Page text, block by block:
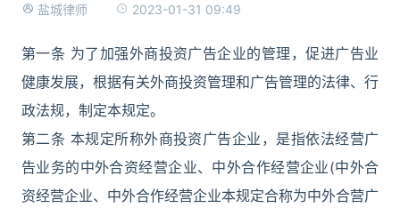
盐城律师 2023-01-31 09:49
第一条 为了加强外商投资广告企业的管理，促进广告业
健康发展，根据有关外商投资管理和广告管理的法律、行
政法规，制定本规定。
第二条 本规定所称外商投资广告企业，是指依法经营广
告业务的中外合资经营企业、中外合作经营企业(中外合
资经营企业、中外合作经营企业本规定合称为中外合营广